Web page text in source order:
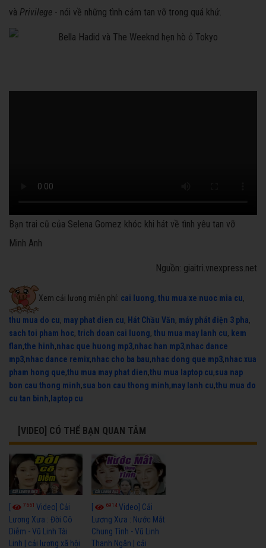
và Privilege - nói về những tình cảm tan vỡ trong quá khứ.
Bạn trai cũ của Selena Gomez khóc khi hát về tình yêu tan vỡ
Minh Anh
Nguồn: giaitri.vnexpress.net
Xem cải lương miễn phí: cai luong, thu mua xe nuoc mia cu,
thu mua do cu, may phat dien cu, Hát Chầu Văn, máy phát điện 3 pha,
sach toi pham hoc, trich doan cai luong, thu mua may lanh cu, kem
flan,the hinh,nhac que huong mp3,nhac han mp3,nhac dance
mp3,nhac dance remix,nhac cho ba bau,nhac dong que mp3,nhac xua
pham hong que,thu mua may phat dien,thu mua laptop cu,sua nap
bon cau thong minh,sua bon cau thong minh,may lanh cu,thu mua do
cu tan binh, laptop cu
[VIDEO] CÓ THỂ BẠN QUAN TÂM
7661 Video] Cải
Lương Xưa : Đời Cô
Diễm - Vũ Linh Tài
Linh | cải lương xã hội
6914Video] Cải
Lương Xưa : Nước Mắt
Chung Tình - Vũ Linh
Thanh Ngân | cải